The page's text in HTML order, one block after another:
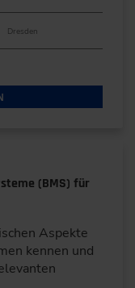
Dresden
(BMS) für
Aspekte
kennen und